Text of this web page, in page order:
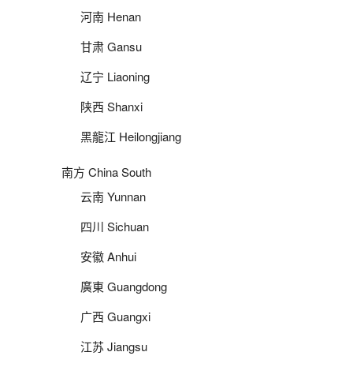
河南 Henan
甘肃 Gansu
辽宁 Liaoning
陕西 Shanxi
黑龍江 Heilongjiang
南方 China South
云南 Yunnan
四川 Sichuan
安徽 Anhui
廣東 Guangdong
广西 Guangxi
江苏 Jiangsu